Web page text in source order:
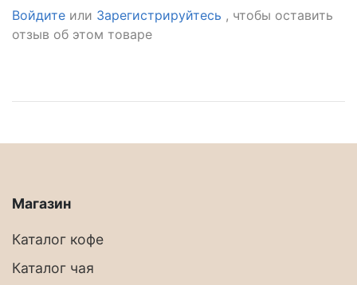
Войдите или Зарегистрируйтесь , чтобы оставить
отзыв об этом товаре
Магазин
Каталог кофе
Каталог чая